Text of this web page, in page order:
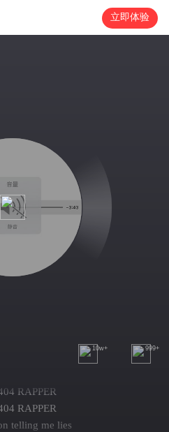
立即体验
10w+ 999+
RAPPER
RAPPER
telling me lies